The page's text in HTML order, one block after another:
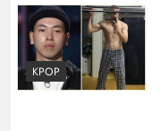
KPOP